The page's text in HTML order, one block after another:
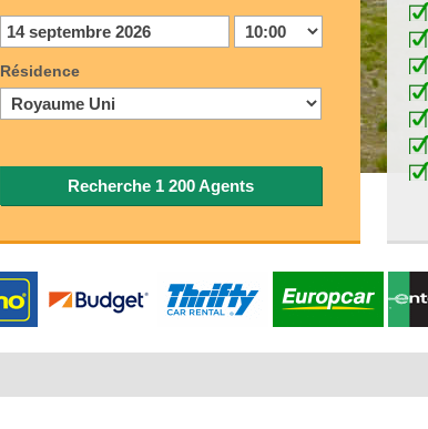
Résidence
Recherche 1 200 Agents